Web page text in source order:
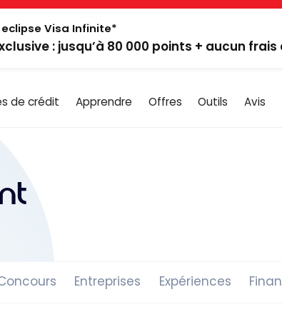
eclipse Visa Infinite*
: jusqu’à 80 000 points + aucun
de crédit Apprendre Offres Outils Avis
Entreprises Expériences